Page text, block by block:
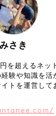
みさき
を超えるネッ
験や知識を活
トを運営して